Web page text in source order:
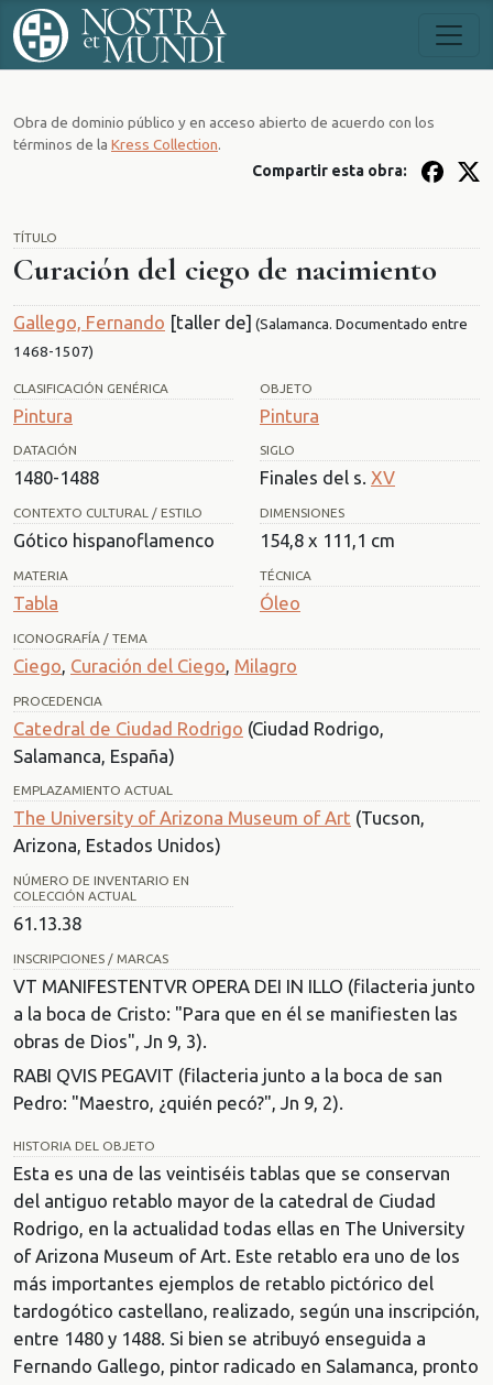
TÍTULO
Curación del ciego de nacimiento
Gallego, Fernando [taller de] (Salamanca. Documentado entre
1468-1507)
CLASIFICACIÓN GENÉRICA
Pintura
OBJETO
Pintura
DATACIÓN
1480-1488
SIGLO
Finales del s. XV
CONTEXTO CULTURAL / ESTILO
Gótico hispanoflamenco
DIMENSIONES
154,8 x 111,1 cm
MATERIA
Tabla
TÉCNICA
Óleo
ICONOGRAFÍA / TEMA
Ciego Curación del Ciego Milagro
PROCEDENCIA
Catedral de Ciudad Rodrigo (Ciudad Rodrigo,
Salamanca, España)
EMPLAZAMIENTO ACTUAL
The University of Arizona Museum of Art (Tucson,
Arizona, Estados Unidos)
NÚMERO DE INVENTARIO EN
COLECCIÓN ACTUAL
61.13.38
INSCRIPCIONES / MARCAS
VT MANIFESTENTVR OPERA DEI IN ILLO (filacteria junto
a la boca de Cristo: "Para que en él se manifiesten las
obras de Dios", Jn 9, 3).
RABI QVIS PEGAVIT (filacteria junto a la boca de san
Pedro: "Maestro, ¿quién pecó?", Jn 9, 2).
HISTORIA DEL OBJETO
Esta es una de las veintiséis tablas que se conservan
del antiguo retablo mayor de la catedral de Ciudad
Rodrigo, en la actualidad todas ellas en The University
of Arizona Museum of Art. Este retablo era uno de los
más importantes ejemplos de retablo pictórico del
tardogótico castellano, realizado, según una inscripción,
entre 1480 y 1488. Si bien se atribuyó enseguida a
Fernando Gallego, pintor radicado en Salamanca, pronto
Obra de dominio público y en acceso abierto de acuerdo con los
términos de la Kress Collection.
Compartir esta obra: